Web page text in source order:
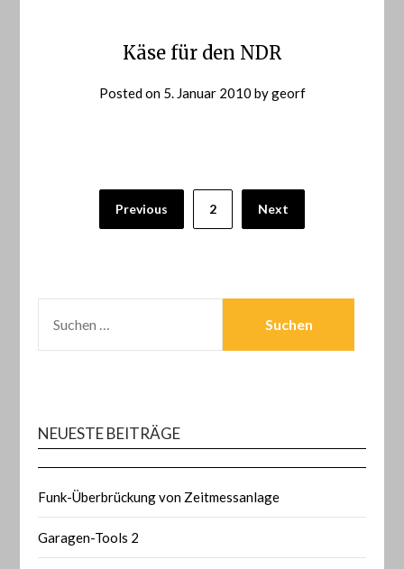
Käse für den NDR
Posted on 5. Januar 2010 bygeorf
Seitennummerierung
Previous 2 Next
NACH:
NEUESTE BEITRÄGE
Funk-Überbrückung von Zeitmessanlage
Garagen-Tools 2